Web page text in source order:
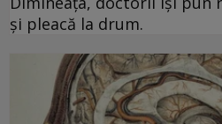
și pleacă la drum.